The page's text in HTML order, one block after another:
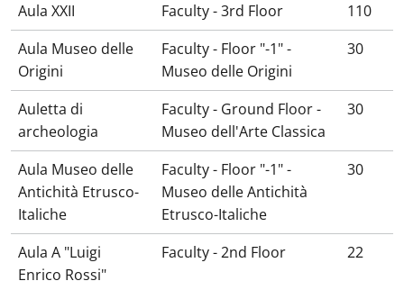
Aula XXII Faculty - 3rd Floor
110
Aula Museo delle
Origini
Faculty - Floor "-1" -
Museo delle Origini
30
Auletta di
archeologia
Faculty - Ground Floor -
Museo dell'Arte Classica
30
Aula Museo delle
Antichità Etrusco-
Italiche
Faculty - Floor "-1" -
Museo delle Antichità
Etrusco-Italiche
30
Aula A "Luigi
Enrico Rossi"
Faculty - 2nd Floor 22